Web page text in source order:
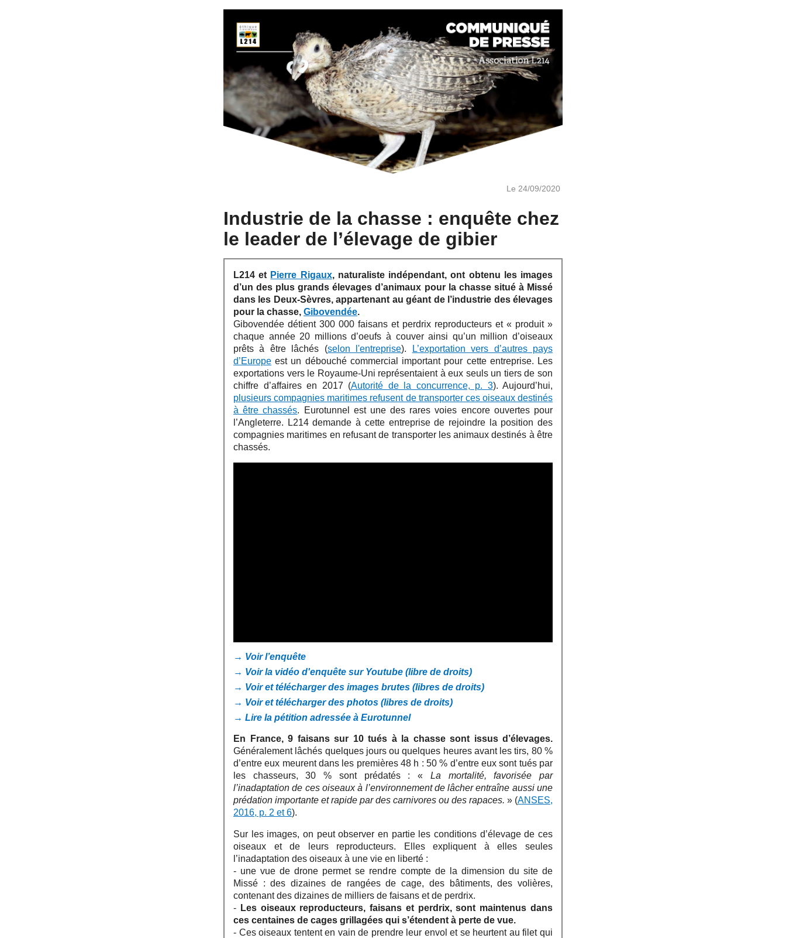
Le 24/09/2020
Industrie de la chasse : enquête chez
le leader de l’élevage de gibier
L214 et Pierre Rigaux, naturaliste indépendant, ont obtenu les images
d’un des plus grands élevages d’animaux pour la chasse situé à Missé
dans les Deux-Sèvres, appartenant au géant de l’industrie des élevages
pour la chasse, Gibovendée.
Gibovendée détient 300 000 faisans et perdrix reproducteurs et « produit »
chaque année 20 millions d’oeufs à couver ainsi qu’un million d’oiseaux
prêts à être lâchés (selon l'entreprise).
L’exportation vers d’autres pays
d’Europe est un débouché commercial important pour cette entreprise. Les
exportations vers le Royaume-Uni représentaient à eux seuls un tiers de son
chiffre d’affaires en 2017 (Autorité de la concurrence, p. 3). Aujourd’hui,
plusieurs compagnies maritimes refusent de transporter ces oiseaux destinés
à être chassés. Eurotunnel est une des rares voies encore ouvertes pour
l’Angleterre. L214 demande à cette entreprise de rejoindre la position des
compagnies maritimes en refusant de transporter les animaux destinés à être
chassés.
→ Voir l’enquête
→ Voir la vidéo d'enquête sur Youtube (libre de droits)
→ Voir et télécharger des images brutes (libres de droits)
→ Voir et télécharger des photos (libres de droits)
→ Lire la pétition adressée à Eurotunnel
En France, 9 faisans sur 10 tués à la chasse sont issus d’élevages.
Généralement lâchés quelques jours ou quelques heures avant les tirs, 80 %
d’entre eux meurent dans les premières 48 h : 50 % d’entre eux sont tués par
les chasseurs, 30 % sont prédatés : « La mortalité, favorisée par
l’inadaptation de ces oiseaux à l’environnement de lâcher entraîne aussi une
prédation importante et rapide par des carnivores ou des rapaces. » (ANSES,
2016, p. 2 et 6).
Sur les images, on peut observer en partie les conditions d’élevage de ces
oiseaux et de leurs reproducteurs. Elles expliquent à elles seules
l’inadaptation des oiseaux à une vie en liberté :
- une vue de drone permet se rendre compte de la dimension du site de
Missé : des dizaines de rangées de cage, des bâtiments, des volières,
contenant des dizaines de milliers de faisans et de perdrix.
- Les oiseaux reproducteurs, faisans et perdrix, sont maintenus dans
ces centaines de cages grillagées qui s’étendent à perte de vue.
- Ces oiseaux tentent en vain de prendre leur envol et se heurtent au filet qui